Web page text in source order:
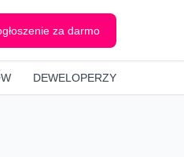
za darmo
DEWELOPERZY